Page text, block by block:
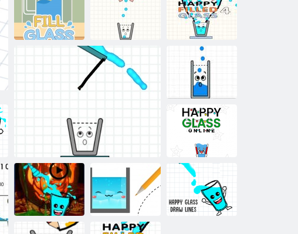
Mutlu Bardak
Patlatmak
Mutlu Dolu
Bardak 5
Mutlu Dolu
Bardak 4
Mutlu Cam 3
Mutlu Cam
Çevrimiçi